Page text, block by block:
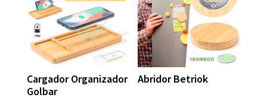
Cargador Organizador
Golbar
Abridor Betriok